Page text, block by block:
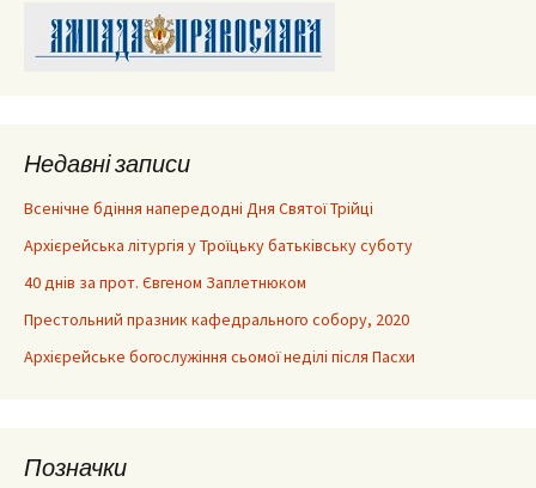
Недавні записи
Всенічне бдіння напередодні Дня Святої Трійці
Архієрейська літургія у Троїцьку батьківську суботу
40 днів за прот. Євгеном Заплетнюком
Престольний празник кафедрального собору, 2020
Архієрейське богослужіння сьомої неділі після Пасхи
Позначки